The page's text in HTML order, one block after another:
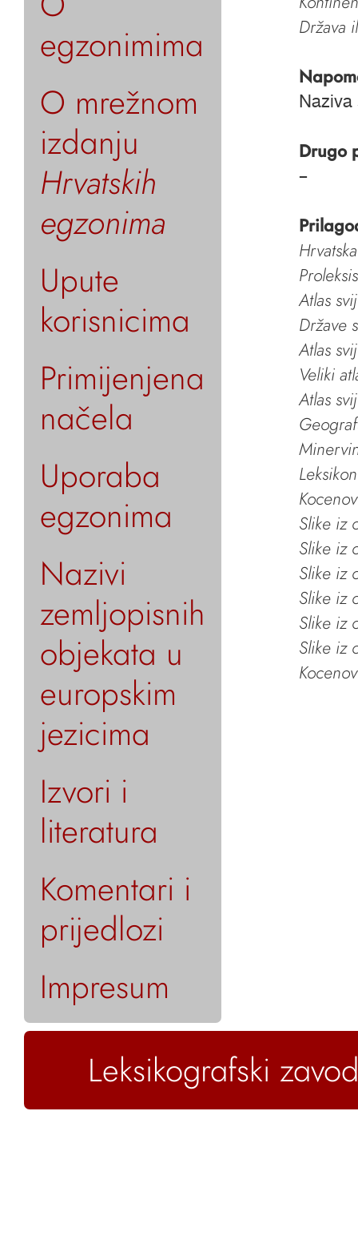
egzonimima
O mrežnom
izdanju
Hrvatskih
egzonima
Upute
korisnicima
Primijenjena
načela
Uporaba
egzonima
Nazivi
zemljopisnih
objekata u
europskim
jezicima
Izvori i
literatura
Komentari i
prijedlozi
Impresum
Država
Drugo
–
Atlas
Države
Atlas
Veliki
Atlas
Slike iz
Slike iz
Slike iz
Slike iz
Slike iz
Slike iz
Leksikografski